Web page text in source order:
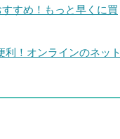
すめ！もっと早くに買
！オンラインのネット